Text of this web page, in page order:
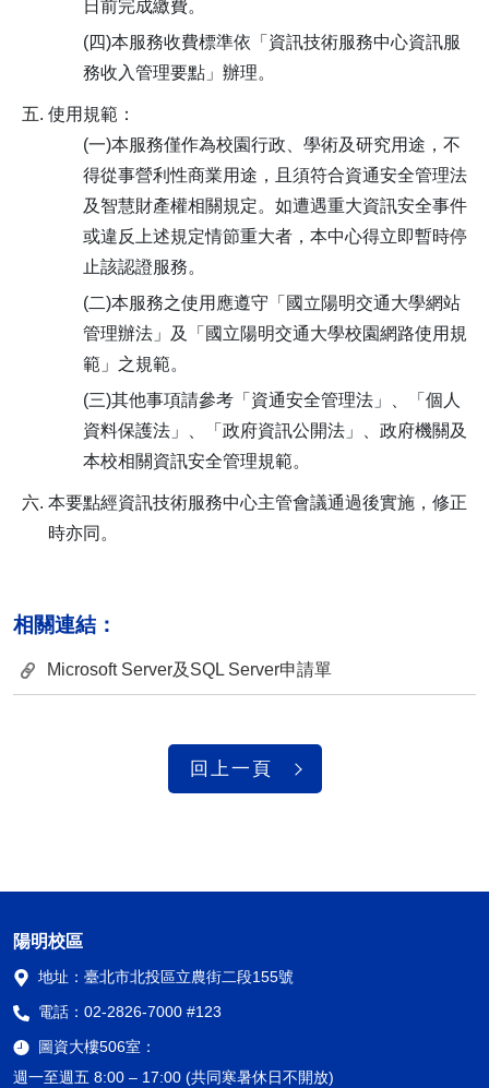
日前完成繳費。
(四)本服務收費標準依「資訊技術服務中心資訊服
務收入管理要點」辦理。
使用規範：
(一)本服務僅作為校園行政、學術及研究用途，不
得從事營利性商業用途，且須符合資通安全管理法
及智慧財產權相關規定。如遭遇重大資訊安全事件
或違反上述規定情節重大者，本中心得立即暫時停
止該認證服務。
(二)本服務之使用應遵守「國立陽明交通大學網站
管理辦法」及「國立陽明交通大學校園網路使用規
範」之規範。
(三)其他事項請參考「資通安全管理法」、「個人
資料保護法」、「政府資訊公開法」、政府機關及
本校相關資訊安全管理規範。
本要點經資訊技術服務中心主管會議通過後實施，修正
時亦同。
相關連結：
Microsoft Server及SQL Server申請單
回上一頁
陽明校區
地址： 臺北市北投區立農街二段155號
電話： 02-2826-7000 #123
圖資大樓506室：
週一至週五 8:00 – 17:00 (共同寒暑休日不開放)